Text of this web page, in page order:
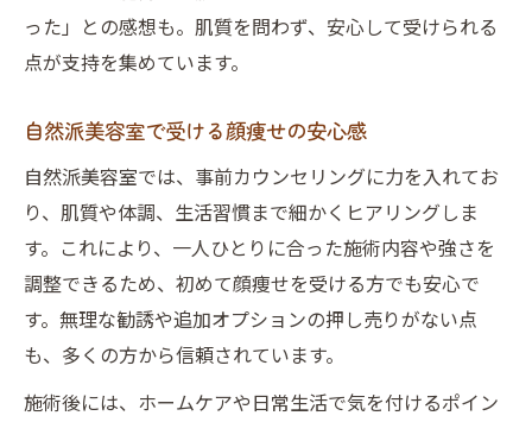
った」との感想も。肌質を問わず、安心して受けられる
点が支持を集めています。
自然派美容室で受ける顔痩せの安心感
自然派美容室では、事前カウンセリングに力を入れてお
り、肌質や体調、生活習慣まで細かくヒアリングしま
す。これにより、一人ひとりに合った施術内容や強さを
調整できるため、初めて顔痩せを受ける方でも安心で
す。無理な勧誘や追加オプションの押し売りがない点
も、多くの方から信頼されています。
施術後には、ホームケアや日常生活で気を付けるポイン